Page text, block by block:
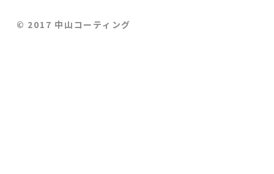
© 2017 中山コーティング